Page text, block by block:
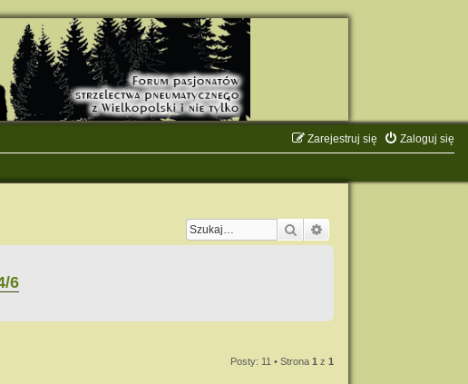
Zaloguj się
Zarejestruj się
Szukaj
6
Posty: 11 • Strona1 z1